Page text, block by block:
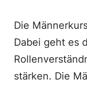
Die
Dabei geht es
stärken. Die